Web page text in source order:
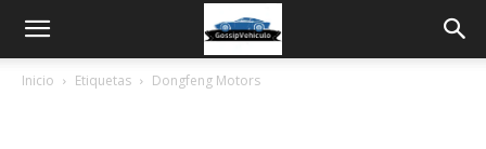
Inicio Etiquetas Dongfeng Motors